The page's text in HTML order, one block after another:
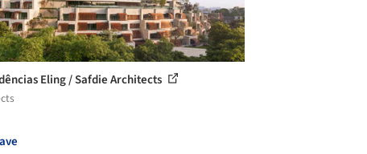
Eling / Safdie Architects